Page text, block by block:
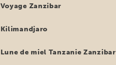
Voyage Zanzibar
Kilimandjaro
Lune de miel Tanzanie Zanzibar